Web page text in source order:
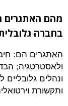
הכרוכים
חיבור העובדים
הבדלים בין
לעומת
הבדלי